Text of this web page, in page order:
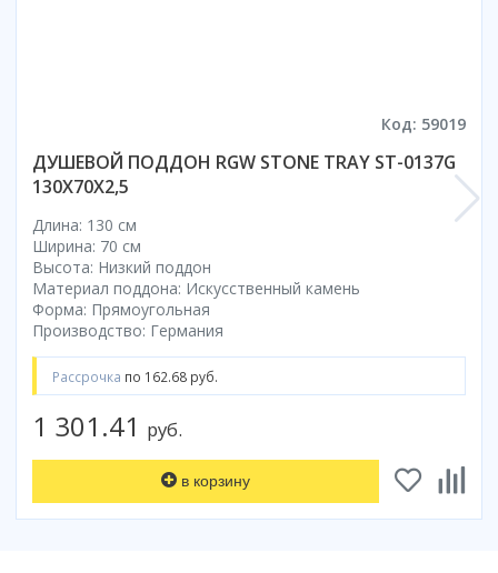
Код: 59019
ДУШЕВОЙ ПОДДОН RGW STONE TRAY ST-0137G
130Х70X2,5
Длина: 130 см
Ширина: 70 см
Высота: Низкий поддон
Материал поддона: Искусственный камень
Форма: Прямоугольная
Производство: Германия
Рассрочка по 162.68 руб.
1 301.41 руб.
в корзину